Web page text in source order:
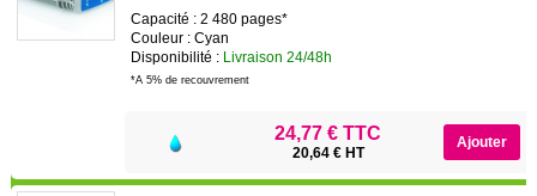
Capacité : 2 480 pages*
Couleur : Cyan
Disponibilité : Livraison 24/48h
*A 5% de recouvrement
24,77 € TTC
20,64 € HT